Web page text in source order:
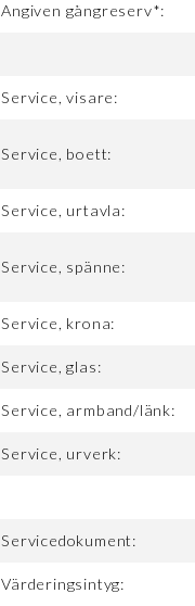
Angiven gångreserv*:
Service, visare:
Service, boett:
Service, urtavla:
Service, spänne:
Service, krona:
Service, glas:
Service, armband/länk:
Service, urverk:
Servicedokument:
Värderingsintyg: